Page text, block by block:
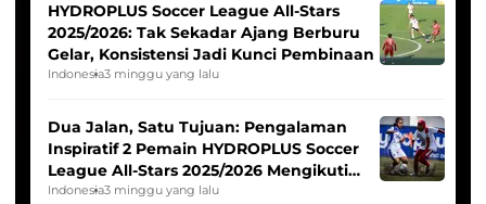
HYDROPLUS Soccer League All-Stars
2025/2026: Tak Sekadar Ajang Berburu
Gelar, Konsistensi Jadi Kunci Pembinaan
Indonesia3 minggu yang lalu
Dua Jalan, Satu Tujuan: Pengalaman
Inspiratif 2 Pemain HYDROPLUS Soccer
League All-Stars 2025/2026 Mengikuti
Seleksi Timnas Indonesia Putri
Indonesia3 minggu yang lalu